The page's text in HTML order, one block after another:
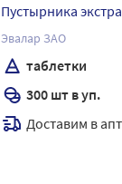
Пустырника
Эвалар ЗАО
таблетки
300 шт в уп.
Доставим в